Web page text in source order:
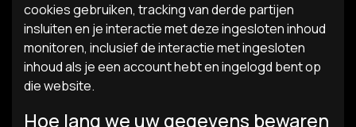
cookies gebruiken, tracking van derde partijen
insluiten en je interactie met deze ingesloten inhoud
monitoren, inclusief de interactie met ingesloten
inhoud als je een account hebt en ingelogd bent op
die website.
Hoe lang we uw gegevens bewaren